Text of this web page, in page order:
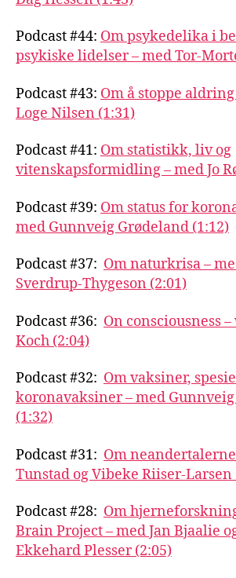
Podcast #44: Om psykedelika i
psykiske lidelser – med Tor-
Podcast #43: Om å stoppe
Loge Nilsen (1:31)
Podcast #41: Om statistikk, liv og
vitenskapsformidling – med Jo
Podcast #39: Om status for
med Gunnveig Grødeland (1:12)
Podcast #37: Om naturkrisa –
Sverdrup-Thygeson (2:01)
Podcast #36: On consciousness
Koch (2:04)
Podcast #32: Om vaksiner,
koronavaksiner – med
(1:32)
Podcast #31: Om
Tunstad og Vibeke Riiser-Larsen
Podcast #28: Om
Brain Project – med Jan Bjaalie
Ekkehard Plesser (2:05)